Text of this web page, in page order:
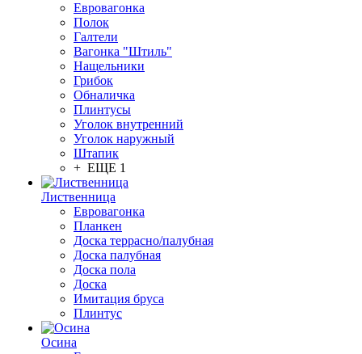
Евровагонка
Полок
Галтели
Вагонка "Штиль"
Нащельники
Грибок
Обналичка
Плинтусы
Уголок внутренний
Уголок наружный
Штапик
+ ЕЩЕ 1
Лиственница
Евровагонка
Планкен
Доска террасно/палубная
Доска палубная
Доска пола
Доска
Имитация бруса
Плинтус
Осина